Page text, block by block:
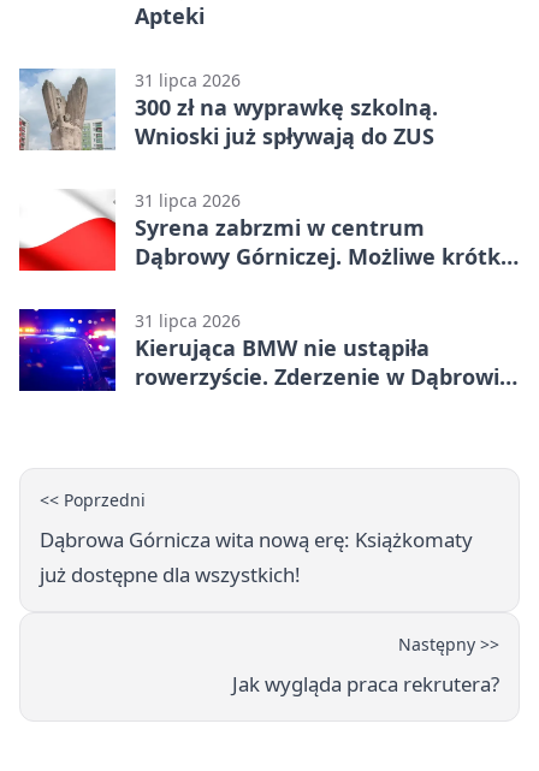
Apteki
31 lipca 2026
300 zł na wyprawkę szkolną.
Wnioski już spływają do ZUS
31 lipca 2026
Syrena zabrzmi w centrum
Dąbrowy Górniczej. Możliwe krótkie
31 lipca 2026
Kierująca BMW nie ustąpiła
rowerzyście. Zderzenie w Dąbrowie
<< Poprzedni
Dąbrowa Górnicza wita nową erę: Książkomaty
już dostępne dla wszystkich!
Następny >>
Jak wygląda praca rekrutera?